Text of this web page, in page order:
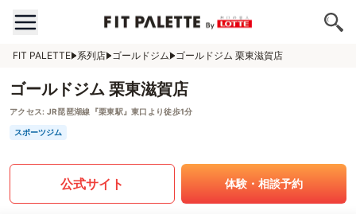
FIT PALETTE 系列店 ゴールドジム ゴールドジム 栗東滋賀店
ゴールドジム 栗東滋賀店
アクセス: JR琵琶湖線『栗東駅』東口より徒歩1分
スポーツジム
公式サイト 体験・相談予約